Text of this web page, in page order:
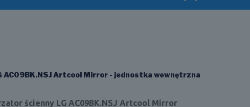
AC09BK.NSJ Artcool Mirror - jednostka wewnętrzna
ścienny LG AC09BK.NSJ Artcool Mirror